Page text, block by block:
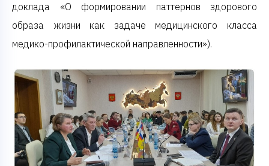
доклада «О формировании паттернов здорового
образа жизни как задаче медицинского класса
медико-профилактической направленности»).